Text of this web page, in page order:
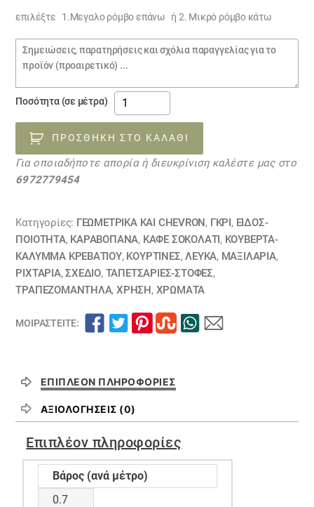
επιλέξτε 1.Μεγαλο ρόμβο επάνω ή 2. Μικρό ρόμβο κάτω
Σημειώσεις
παραγγελίας
Ποσότητα (σε μέτρα)
υφάσματα
επίπλωσης
συνδυασμένα
05112340
ΠΡΟΣΘΉΚΗ ΣΤΟ ΚΑΛΆΘΙ
Για οποιαδήποτε απορία ή διευκρίνιση καλέστε μας στο
6972779454
Κατηγορίες: ΓΕΩΜΕΤΡΙΚΆ ΚΑΙ CHEVRON, ΓΚΡΙ, ΕΙΔΟΣ-
ΠΟΙΟΤΗΤΑ, ΚΑΡΑΒΌΠΑΝΑ, ΚΑΦΕ ΣΟΚΟΛΑΤΙ, ΚΟΥΒΈΡΤΑ-
ΚΆΛΥΜΜΑ ΚΡΕΒΑΤΙΟΎ, ΚΟΥΡΤΊΝΕΣ,ΛΕΥΚΑ, ΜΑΞΙΛΆΡΙΑ,
ΡΙΧΤΆΡΙΑ,ΣΧΕΔΙΟ, ΤΑΠΕΤΣΑΡΙΕΣ-ΣΤΟΦΕΣ,
ΤΡΑΠΕΖΟΜΆΝΤΗΛΑ,ΧΡΗΣΗ, ΧΡΏΜΑΤΑ
ΜΟΙΡΑΣΤΕΊΤΕ:
ΕΠΙΠΛΈΟΝ ΠΛΗΡΟΦΟΡΊΕΣ
ΑΞΙΟΛΟΓΉΣΕΙΣ (0)
Επιπλέον πληροφορίες
Βάρος (ανά μέτρο)
0.7